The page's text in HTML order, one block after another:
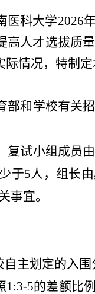
科大学2026
人才选拔质
情况，特制定
部和学校有关
复试小组成员
于5人，组长
事宜。
主划定的入围
1:3-5的差额比